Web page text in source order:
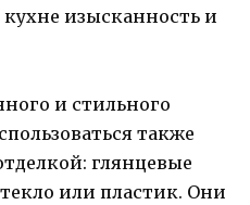
изысканность и
и стильного
также
глянцевые
или пластик. Они